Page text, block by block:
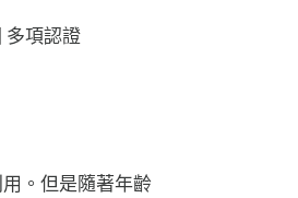
多項認證
。但是隨著年齡